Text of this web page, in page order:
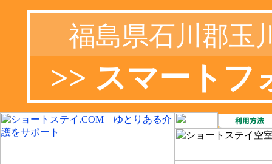
福島県石川郡玉
>> スマートフ